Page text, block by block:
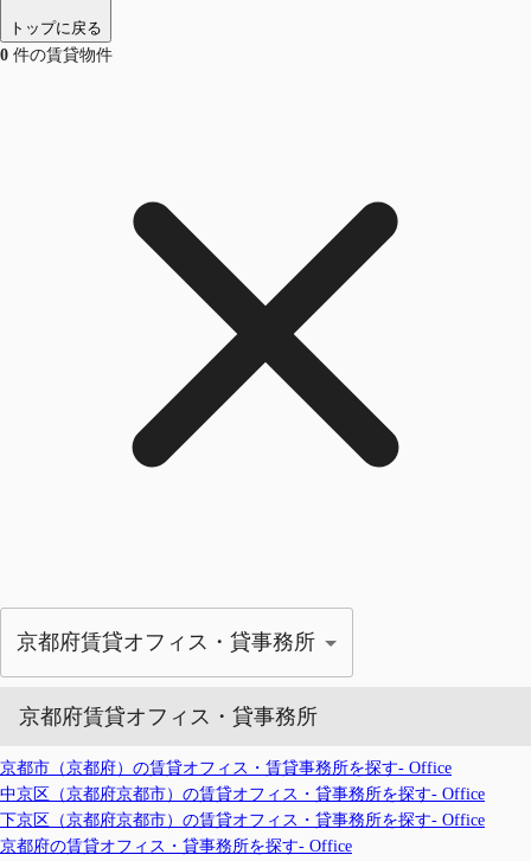
トップに戻る
0 件の賃貸物件
京都府賃貸オフィス・貸事務所
京都府賃貸オフィス・貸事務所
京都市（京都府）の賃貸オフィス・賃貸事務所を探す- Office
中京区（京都府京都市）の賃貸オフィス・貸事務所を探す- Office
下京区（京都府京都市）の賃貸オフィス・貸事務所を探す- Office
京都府の賃貸オフィス・貸事務所を探す- Office